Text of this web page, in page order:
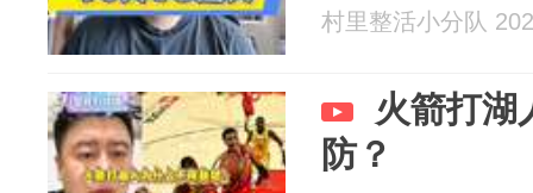
村里整活小分队
火箭打湖
防？